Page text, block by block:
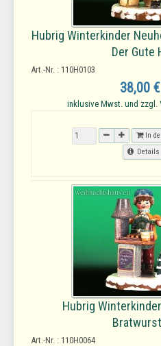
Hubrig Winterkinder
Der Gute
Art.-Nr. : 110H0103
38,00 €
inklusive Mwst. und zzgl.
In
Details
Hubrig
Art.-Nr. : 110H0064